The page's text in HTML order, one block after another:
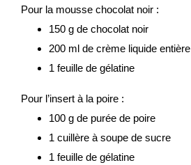
Pour la mousse chocolat noir :
150 g de chocolat noir
200 ml de crème liquide entière
1 feuille de gélatine
Pour l’insert à la poire :
100 g de purée de poire
1 cuillère à soupe de sucre
1 feuille de gélatine